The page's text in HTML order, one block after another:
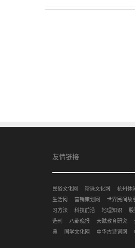
友情链接
民俗文化网 珍珠文化网 杭州休
生活网
营销策划网 世界民间故
习方法
科技前沿 地理知识
选刊
八卦晚报 天赋教育研究
典
国学文化网 中华古诗词网